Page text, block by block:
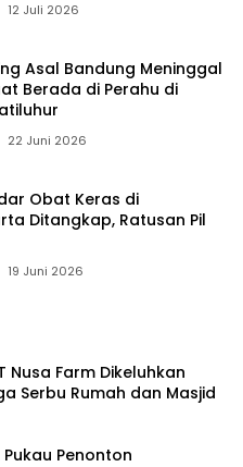
12 Juli 2026
Asal Bandung Meninggal
Berada di Perahu di
22 Juni 2026
Obat Keras di
Ditangkap, Ratusan Pil
19 Juni 2026
Nusa Farm Dikeluhkan
Serbu Rumah dan Masjid
Pukau Penonton